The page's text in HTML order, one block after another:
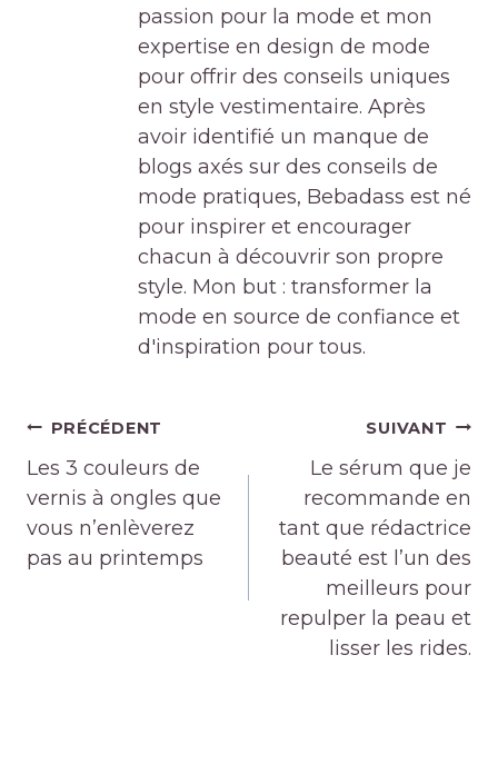
passion pour la mode et mon
expertise en design de mode
pour offrir des conseils uniques
en style vestimentaire. Après
avoir identifié un manque de
blogs axés sur des conseils de
mode pratiques, Bebadass est né
pour inspirer et encourager
chacun à découvrir son propre
style. Mon but : transformer la
mode en source de confiance et
d'inspiration pour tous.
Navigation
de
l’article
PRÉCÉDENT
Les 3 couleurs de
vernis à ongles que
vous n’enlèverez
pas au printemps
SUIVANT
Le sérum que je
recommande en
tant que rédactrice
beauté est l’un des
meilleurs pour
repulper la peau et
lisser les rides.